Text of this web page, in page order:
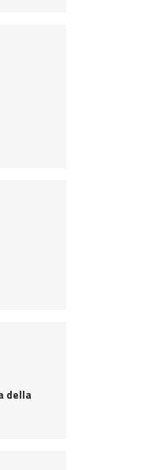
della